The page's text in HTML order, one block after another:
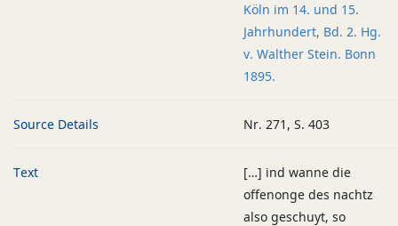
Köln im 14. und 15.
Jahrhundert, Bd. 2. Hg.
v. Walther Stein. Bonn
1895.
Source Details Nr. 271, S. 403
Text
[…] ind wanne die
offenonge des nachtz
also geschuyt, so